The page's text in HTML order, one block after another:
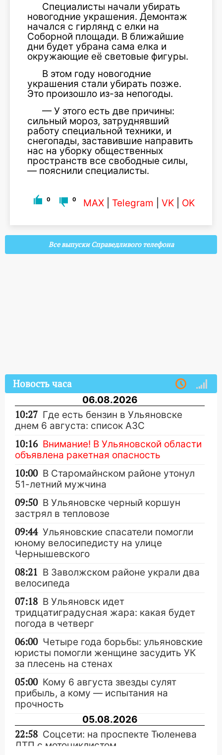
Специалисты начали убирать
новогодние украшения. Демонтаж
начался с гирлянд с елки на
Соборной площади. В ближайшие
дни будет убрана сама елка и
окружающие её световые фигуры.
В этом году новогодние
украшения стали убирать позже.
Это произошло из-за непогоды.
— У этого есть две причины:
сильный мороз, затруднявший
работу специальной техники, и
снегопады, заставившие направить
нас на уборку общественных
пространств все свободные силы,
— пояснили специалисты.
0 0 MAX Telegram VK OK
Все выпуски Справедливого телефона
Новость часа
06.08.2026
10:27 Где есть бензин в Ульяновске
днем 6 августа: список АЗС
10:16 Внимание! В Ульяновской области
объявлена ракетная опасность
10:00 В Старомайнском районе утонул
51-летний мужчина
09:50 В Ульяновске черный коршун
застрял в тепловозе
09:44 Ульяновские спасатели помогли
юному велосипедисту на улице
Чернышевского
08:21 В Заволжском районе украли два
велосипеда
07:18 В Ульяновск идет
тридцатиградусная жара: какая будет
погода в четверг
06:00 Четыре года борьбы: ульяновские
юристы помогли женщине засудить УК
за плесень на стенах
05:00 Кому 6 августа звезды сулят
прибыль, а кому — испытания на
прочность
05.08.2026
22:58 Соцсети: на проспекте Тюленева
ДТП с мотоциклистом